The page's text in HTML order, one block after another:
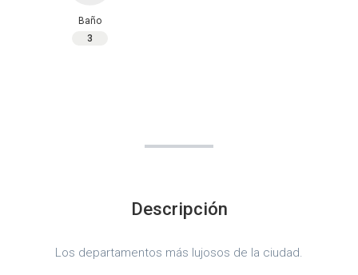
Baño
3
Descripción
Los departamentos más lujosos de la ciudad.